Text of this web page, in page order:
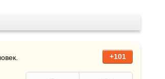
+101